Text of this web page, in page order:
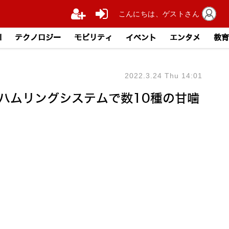
テクノロジー モビリティ イベント エンタメ 教育
ムリングシステムで数10種の甘噛
2022.3.24 Thu 14:01
こんにちは、ゲストさん